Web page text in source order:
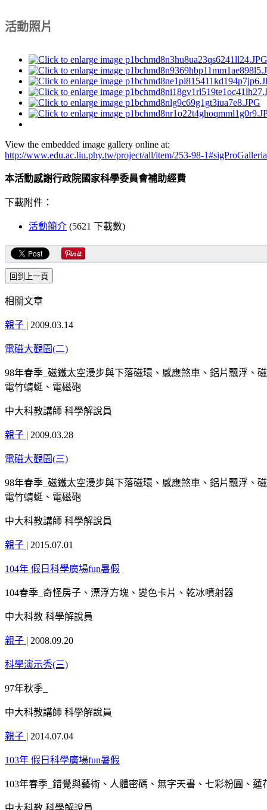
活動照片
View the embedded image gallery online at:
http://www.edu.ac.liu.phy.tw/project/all/item/253-98-
本活動感謝行政院國家科學委員會補助經費
下載附件：
活動簡介 (5621 下載數)
相關文章
親子 | 2009.03.14
電磁大觀園(二)
98年春季_磁鐵太空漫步與下落磁環、感應煞車、鋁片飄浮、
電竹蜻蜓、電磁砲
中大科教講師 科學解說員
親子 | 2009.03.28
電磁大觀園(三)
98年春季_磁鐵太空漫步與下落磁環、感應煞車、鋁片飄浮、
電竹蜻蜓、電磁砲
中大科教講師 科學解說員
親子 | 2015.07.01
104年 假日科學廣場fun暑假
104春季_奇怪房子、漂浮方塊、變色卡片、乾冰噴射器
中大科教 科學解說員
親子 | 2008.09.20
科學演示秀(三)
97年秋季_
中大科教講師 科學解說員
親子 | 2014.07.04
103年 假日科學廣場fun暑假
103年春季_錯覺與藝術、人體密碼、無字天書、七彩粉圓、